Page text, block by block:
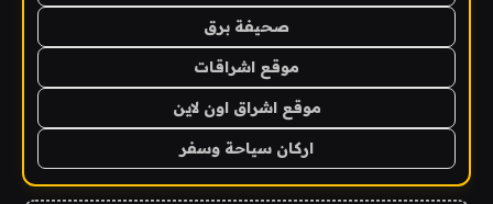
صحيفة برق
موقع اشراقات
موقع اشراق اون لاين
اركان سياحة وسفر